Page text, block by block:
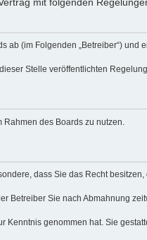
ab (im Folgenden „Betreiber“) und
Stelle veröffentlichten
des Boards zu nutzen.
dass Sie das Recht
Betreiber Sie nach Abmahnung
Kenntnis genommen hat. Sie